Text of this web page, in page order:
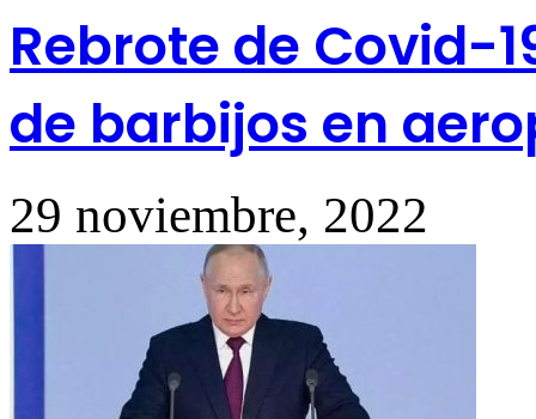
Rebrote de Covid-
de barbijos en
29 noviembre, 2022